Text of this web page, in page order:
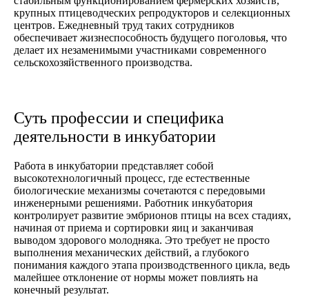
крупных птицеводческих репродукторов и селекционных
центров. Ежедневный труд таких сотрудников
обеспечивает жизнеспособность будущего поголовья, что
делает их незаменимыми участниками современного
сельскохозяйственного производства.
Суть профессии и специфика
деятельности в инкубатории
Работа в инкубатории представляет собой
высокотехнологичный процесс, где естественные
биологические механизмы сочетаются с передовыми
инженерными решениями. Работник инкубатория
контролирует развитие эмбрионов птицы на всех стадиях,
начиная от приема и сортировки яиц и заканчивая
выводом здорового молодняка. Это требует не просто
выполнения механических действий, а глубокого
понимания каждого этапа производственного цикла, ведь
малейшее отклонение от нормы может повлиять на
конечный результат.